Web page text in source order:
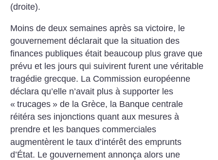
(droite).
Moins de deux semaines après sa victoire, le
gouvernement déclarait que la situation des
finances publiques était beaucoup plus grave que
prévu et les jours qui suivirent furent une véritable
tragédie grecque. La Commission européenne
déclara qu’elle n’avait plus à supporter les
« trucages » de la Grèce, la Banque centrale
réitéra ses injonctions quant aux mesures à
prendre et les banques commerciales
augmentèrent le taux d’intérêt des emprunts
d’État. Le gouvernement annonça alors une